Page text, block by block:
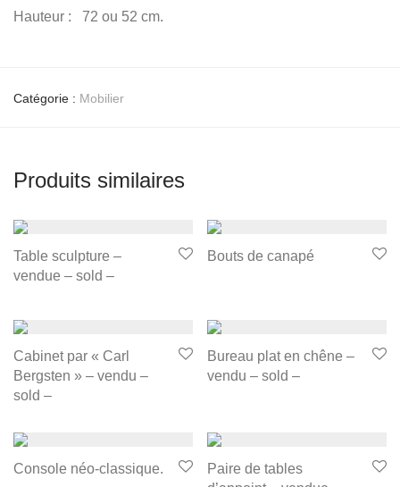
Hauteur : 72 ou 52 cm.
Catégorie : Mobilier
Produits similaires
Table sculpture –
vendue – sold –
Bouts de canapé
Cabinet par « Carl
Bergsten » – vendu –
sold –
Bureau plat en chêne –
vendu – sold –
Console néo-classique.
Paire de tables